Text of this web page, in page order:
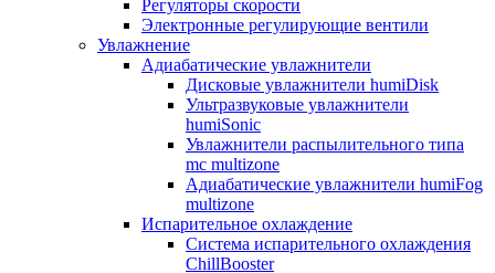
Регуляторы скорости
Электронные регулирующие вентили
Увлажнение
Адиабатические увлажнители
Дисковые увлажнители humiDisk
Ультразвуковые увлажнители
humiSonic
Увлажнители распылительного типа
mc multizone
Адиабатические увлажнители humiFog
multizone
Испарительное охлаждение
Система испарительного охлаждения
ChillBooster